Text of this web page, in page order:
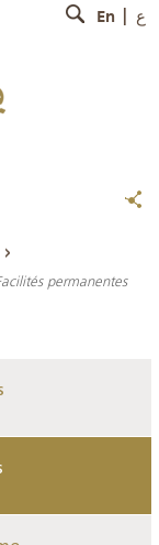
En ع
permanentes